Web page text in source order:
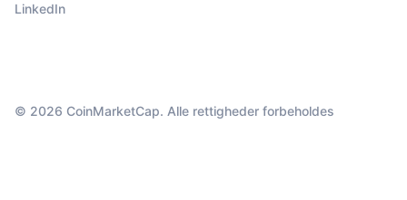
LinkedIn
© 2026 CoinMarketCap. Alle rettigheder forbeholdes